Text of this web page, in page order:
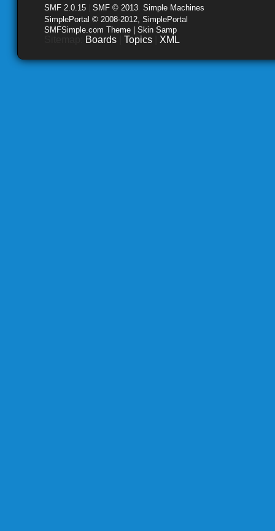
SMF 2.0.15 SMF © 2013 Simple Machines
SimplePortal © 2008-2012, SimplePortal
SMFSimple.com Theme | Skin Samp
Boards Topics XML